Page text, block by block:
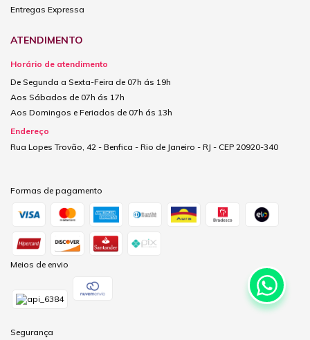
Entregas Expressa
ATENDIMENTO
Horário de atendimento
De Segunda a Sexta-Feira de 07h ás 19h
Aos Sábados de 07h ás 17h
Aos Domingos e Feriados de 07h ás 13h
Endereço
Rua Lopes Trovão, 42 - Benfica - Rio de Janeiro - RJ - CEP 20920-340
Formas de pagamento
Meios de envio
Segurança